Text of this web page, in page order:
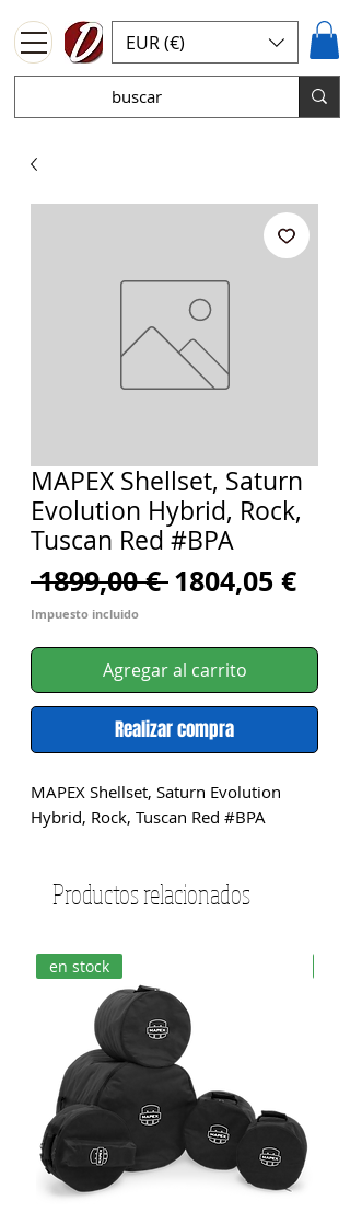
EUR (€)
MAPEX Shellset, Saturn
Evolution Hybrid, Rock,
Tuscan Red #BPA
1899,00 € Precio
1804,05 €
Impuesto incluido
Agregar al carrito
Realizar compra
MAPEX Shellset, Saturn Evolution
Hybrid, Rock, Tuscan Red #BPA
Productos relacionados
en stock